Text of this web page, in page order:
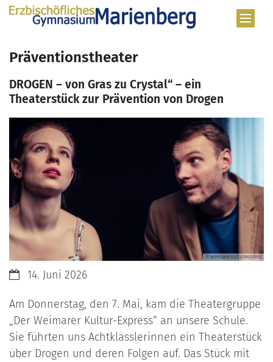
Zum Inhalt springen
Präventionstheater
DROGEN – von Gras zu Crystal“ – ein
Theaterstück zur Prävention von Drogen
© weimarer.kulturexpress
Datum:14. Juni 2026
Am Donnerstag, den 7. Mai, kam die Theatergruppe
„Der Weimarer Kultur-Express“ an unsere Schule.
Sie führten uns Achtklässlerinnen ein Theaterstück
über Drogen und deren Folgen auf. Das Stück mit